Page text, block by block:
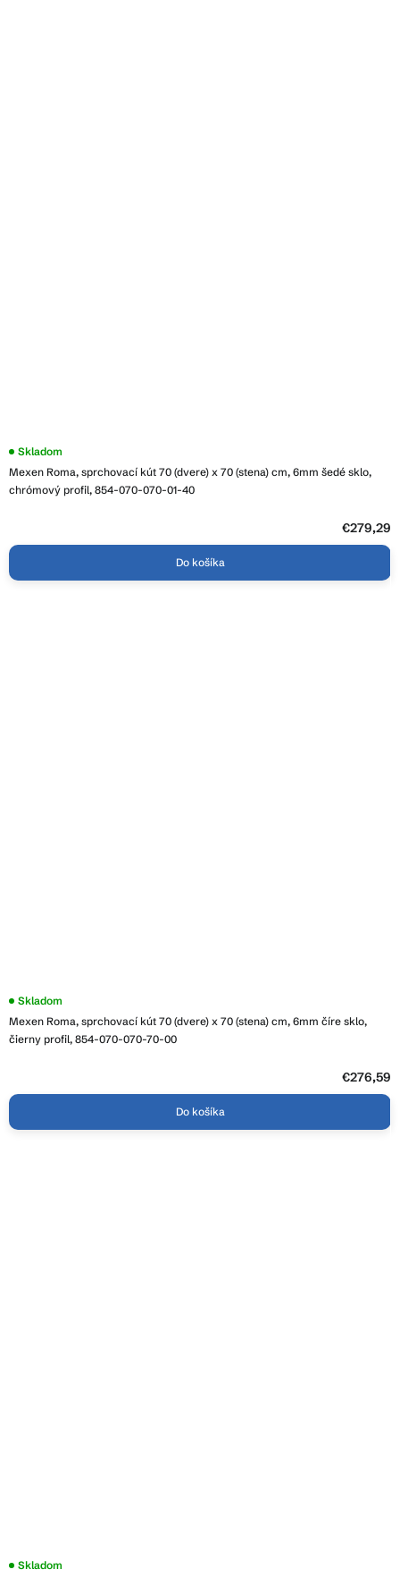
Mexen Roma, sprchovací kút 70 (dvere) x 70 (stena) cm, 6mm šedé sklo,
chrómový profil, 854-070-070-01-40
Skladom
€279,29
Do košíka
Mexen Roma, sprchovací kút 70 (dvere) x 70 (stena) cm, 6mm číre sklo,
čierny profil, 854-070-070-70-00
Priemerné
produktu
je
Skladom
€276,59
Do košíka
Skladom